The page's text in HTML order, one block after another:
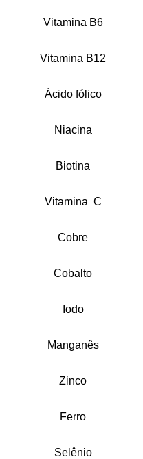
Vitamina B6
Vitamina B12
Ácido fólico
Niacina
Biotina
Vitamina C
Cobre
Cobalto
Iodo
Manganês
Zinco
Ferro
Selênio